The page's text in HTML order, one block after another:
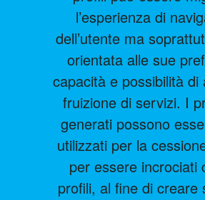
l’esperienza di
dell’utente ma
orientata alle sue
capacità e possibilità di
fruizione di servizi. I
generati possono
utilizzati per la
per essere incrociati
profili, al fine di creare